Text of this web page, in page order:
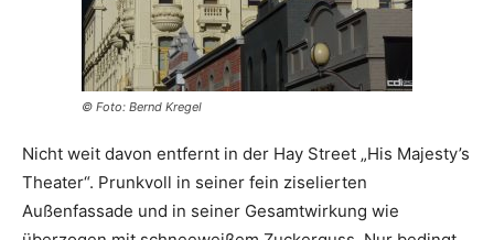
© Foto: Bernd Kregel
Nicht weit davon entfernt in der Hay Street „His Majesty’s
Theater“. Prunkvoll in seiner fein ziselierten
Außenfassade und in seiner Gesamtwirkung wie